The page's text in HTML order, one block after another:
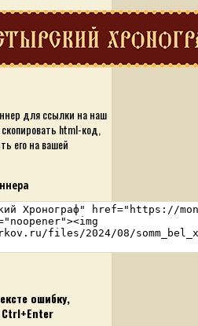
для ссылки на наш
html-код,
его на вашей
ошибку,